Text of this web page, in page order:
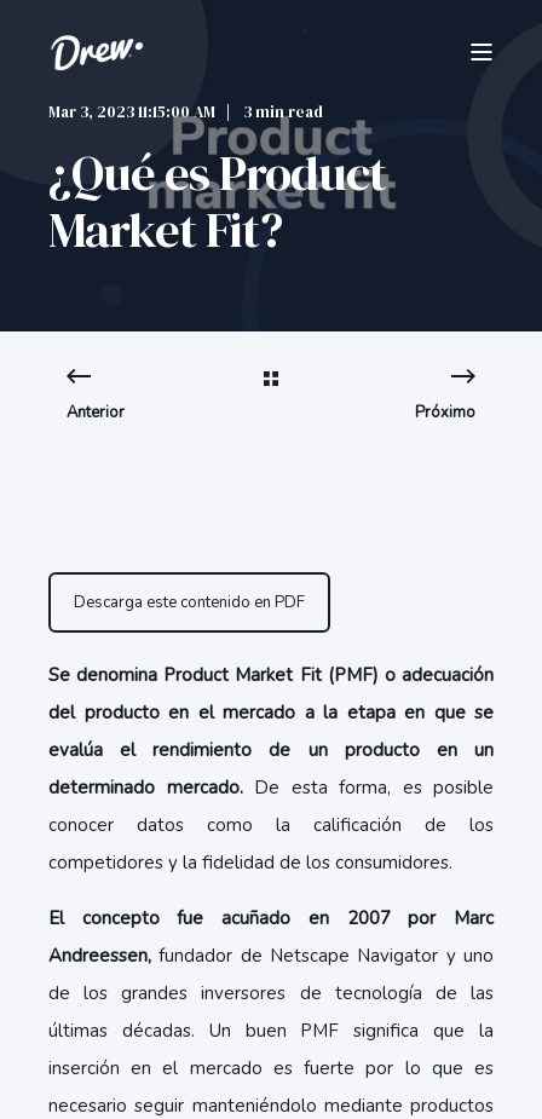
Mar 3, 2023 11:15:00 AM 3 min read
¿Qué es Product
Market Fit?
Anterior Próximo
Descarga este contenido en PDF
Se denomina Product Market Fit (PMF) o adecuación
del producto en el mercado a la etapa en que se
evalúa el rendimiento de un producto en un
determinado mercado. De esta forma, es posible
conocer datos como la calificación de los
competidores y la fidelidad de los consumidores.
El concepto fue acuñado en 2007 por Marc
Andreessen,fundador de Netscape Navigator y uno
de los grandes inversores de tecnología de las
últimas décadas. Un buen PMF significa que la
inserción en el mercado es fuerte por lo que es
necesario seguir manteniéndolo mediante productos